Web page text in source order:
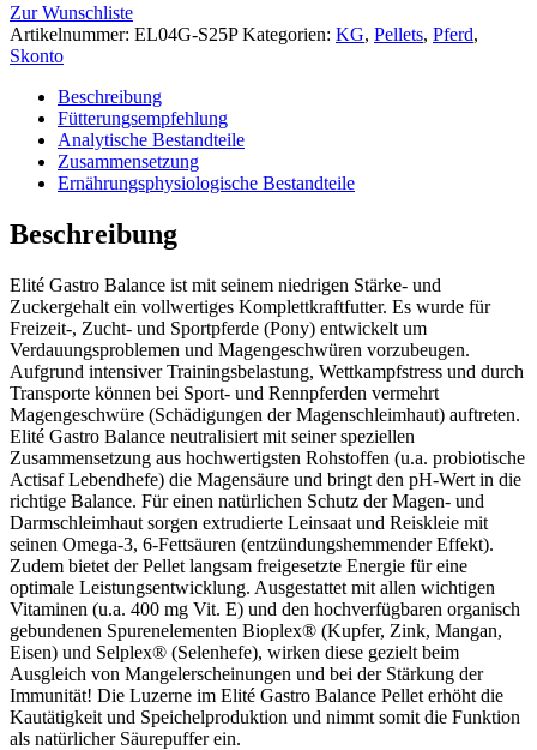
Zur Wunschliste
Artikelnummer: EL04G-S25P Kategorien: KG, Pellets, Pferd,
Skonto
Beschreibung
Fütterungsempfehlung
Analytische Bestandteile
Zusammensetzung
Ernährungsphysiologische Bestandteile
Beschreibung
Elité Gastro Balance ist mit seinem niedrigen Stärke- und
Zuckergehalt ein vollwertiges Komplettkraftfutter. Es wurde für
Freizeit-, Zucht- und Sportpferde (Pony) entwickelt um
Verdauungsproblemen und Magengeschwüren vorzubeugen.
Aufgrund intensiver Trainingsbelastung, Wettkampfstress und durch
Transporte können bei Sport- und Rennpferden vermehrt
Magengeschwüre (Schädigungen der Magenschleimhaut) auftreten.
Elité Gastro Balance neutralisiert mit seiner speziellen
Zusammensetzung aus hochwertigsten Rohstoffen (u.a. probiotische
Actisaf Lebendhefe) die Magensäure und bringt den pH-Wert in die
richtige Balance. Für einen natürlichen Schutz der Magen- und
Darmschleimhaut sorgen extrudierte Leinsaat und Reiskleie mit
seinen Omega-3, 6-Fettsäuren (entzündungshemmender Effekt).
Zudem bietet der Pellet langsam freigesetzte Energie für eine
optimale Leistungsentwicklung. Ausgestattet mit allen wichtigen
Vitaminen (u.a. 400 mg Vit. E) und den hochverfügbaren organisch
gebundenen Spurenelementen Bioplex® (Kupfer, Zink, Mangan,
Eisen) und Selplex® (Selenhefe), wirken diese gezielt beim
Ausgleich von Mangelerscheinungen und bei der Stärkung der
Immunität! Die Luzerne im Elité Gastro Balance Pellet erhöht die
Kautätigkeit und Speichelproduktion und nimmt somit die Funktion
als natürlicher Säurepuffer ein.